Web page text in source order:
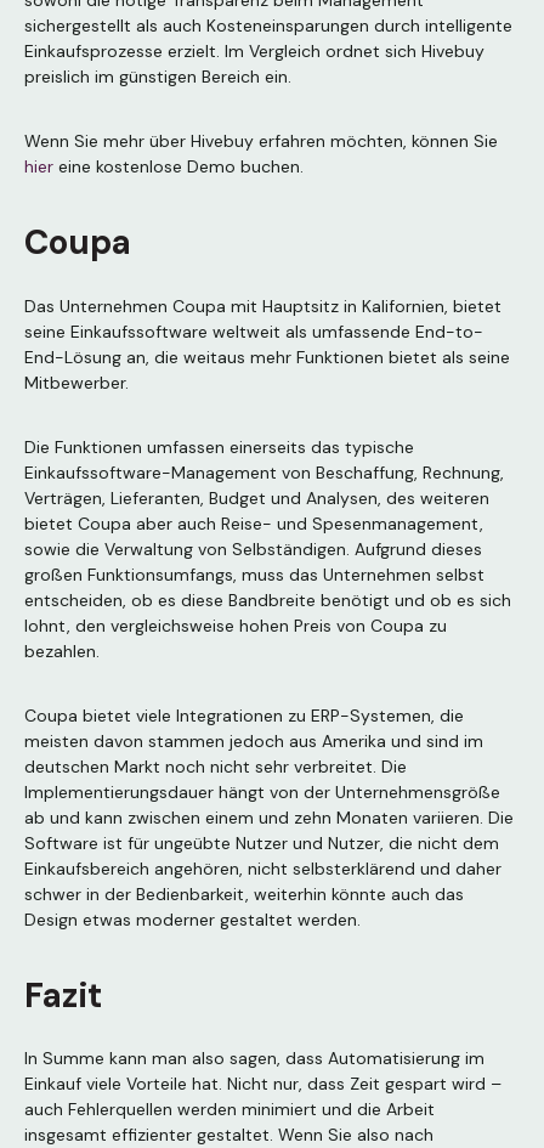
sichergestellt als auch Kosteneinsparungen durch intelligente
Einkaufsprozesse erzielt. Im Vergleich ordnet sich Hivebuy
preislich im günstigen Bereich ein.
Wenn Sie mehr über Hivebuy erfahren möchten, können Sie
hier eine kostenlose Demo buchen.
Coupa
Das Unternehmen Coupa mit Hauptsitz in Kalifornien, bietet
seine Einkaufssoftware weltweit als umfassende End-to-
End-Lösung an, die weitaus mehr Funktionen bietet als seine
Mitbewerber.
Die Funktionen umfassen einerseits das typische
Einkaufssoftware-Management von Beschaffung, Rechnung,
Verträgen, Lieferanten, Budget und Analysen, des weiteren
bietet Coupa aber auch Reise- und Spesenmanagement,
sowie die Verwaltung von Selbständigen. Aufgrund dieses
großen Funktionsumfangs, muss das Unternehmen selbst
entscheiden, ob es diese Bandbreite benötigt und ob es sich
lohnt, den vergleichsweise hohen Preis von Coupa zu
bezahlen.
Coupa bietet viele Integrationen zu ERP-Systemen, die
meisten davon stammen jedoch aus Amerika und sind im
deutschen Markt noch nicht sehr verbreitet. Die
Implementierungsdauer hängt von der Unternehmensgröße
ab und kann zwischen einem und zehn Monaten variieren. Die
Software ist für ungeübte Nutzer und Nutzer, die nicht dem
Einkaufsbereich angehören, nicht selbsterklärend und daher
schwer in der Bedienbarkeit, weiterhin könnte auch das
Design etwas moderner gestaltet werden.
Fazit
In Summe kann man also sagen, dass Automatisierung im
Einkauf viele Vorteile hat. Nicht nur, dass Zeit gespart wird –
auch Fehlerquellen werden minimiert und die Arbeit
insgesamt effizienter gestaltet. Wenn Sie also nach